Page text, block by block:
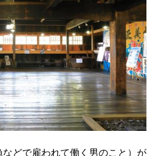
どで雇われて働く男のこと）が